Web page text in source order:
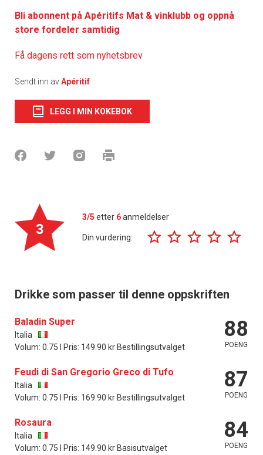
Bli abonnent på Apéritifs Mat & vinklubb og oppnå
store fordeler samtidig
Få dagens rett som nyhetsbrev
Sendt inn avApéritif
LEGG I MIN KOKEBOK
3
3/5 etter 6anmeldelser
Din vurdering:
Drikke som passer til denne oppskriften
Baladin Super
Italia
Volum: 0.75 l Pris: 149.90 kr Bestillingsutvalget
88
POENG
Feudi di San Gregorio Greco di Tufo
Italia
Volum: 0.75 l Pris: 169.90 kr Bestillingsutvalget
87
POENG
Rosaura
Italia
Volum: 0.75 l Pris: 149.90 kr Basisutvalget
84
POENG